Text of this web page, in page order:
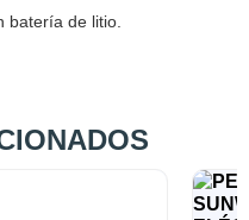
batería de litio.